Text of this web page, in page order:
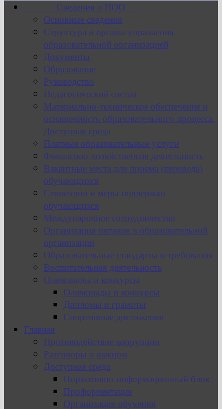
Сведения о ПОО
Основные сведения
Структура и органы управления
образовательной организацией
Документы
Образование
Руководство
Педагогический состав
Материально-техническое обеспечение и
оснащенность образовательного процесса.
Доступная среда
Платные образовательные услуги
Финансово-хозяйственная деятельность
Вакантные места для приема (перевода)
обучающихся
Стипендии и меры поддержки
обучающихся
Международное сотрудничество
Организация питания в образовательной
организации
Образовательные стандарты и требования
Воспитательная деятельность
Олимпиады и конкурсы
Олимпиады и конкурсы
Дипломы и грамоты
Спортивные достижения
Главная
Противодействие коррупции
Разговоры о важном
Доступная среда
Нормативно-информационный блок
Профориентация
Организация обучения